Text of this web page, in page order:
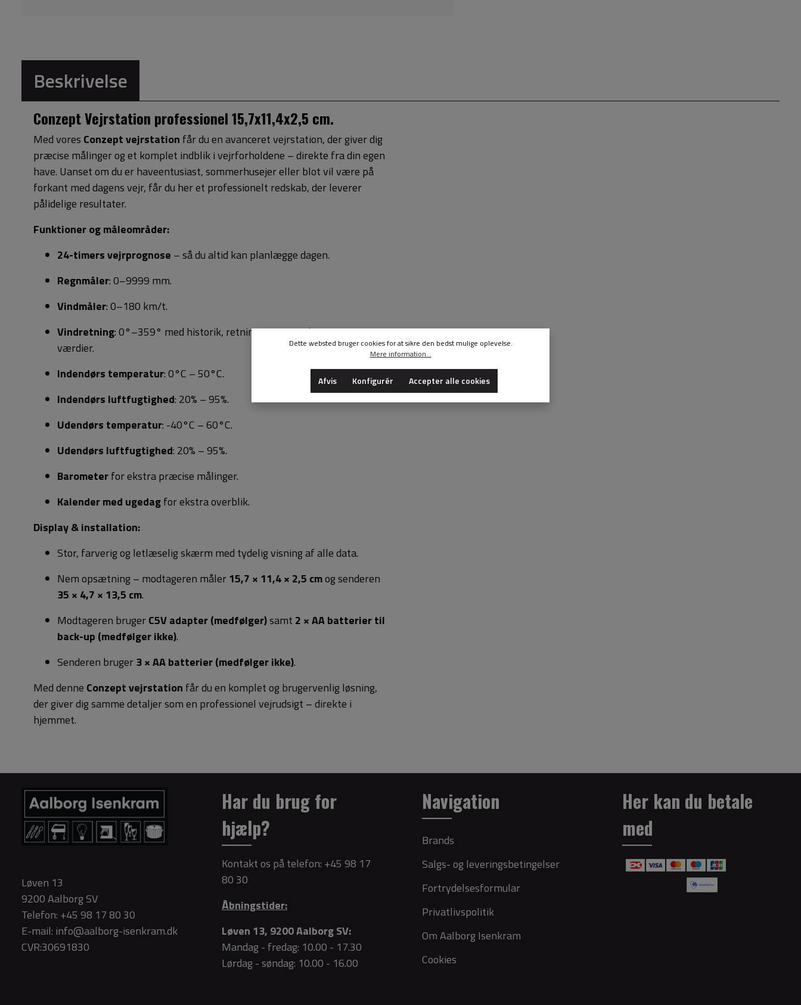
Beskrivelse
Conzept Vejrstation professionel 15,7x11,4x2,5 cm.
Med vores Conzept vejrstation får du en avanceret vejrstation, der giver dig
præcise målinger og et komplet indblik i vejrforholdene – direkte fra din egen
have. Uanset om du er haveentusiast, sommerhusejer eller blot vil være på
forkant med dagens vejr, får du her et professionelt redskab, der leverer
pålidelige resultater.
Funktioner og måleområder:
24-timers vejrprognose – så du altid kan planlægge dagen.
Regnmåler: 0–9999 mm.
Vindmåler: 0–180 km/t.
Vindretning: 0°–359° med historik, retning, nuværende og max-
værdier.
Indendørs temperatur: 0°C – 50°C.
Indendørs luftfugtighed: 20% – 95%.
Udendørs temperatur: -40°C – 60°C.
Udendørs luftfugtighed: 20% – 95%.
Barometerfor ekstra præcise målinger.
Kalender med ugedagfor ekstra overblik.
Display & installation:
Stor, farverig og letlæselig skærm med tydelig visning af alle data.
Nem opsætning – modtageren måler15,7 × 11,4 × 2,5 cmog senderen
35 × 4,7 × 13,5 cm.
Modtageren brugerC5V adapter (medfølger)samt 2 × AA batterier til
back-up (medfølger ikke).
Senderen bruger3 × AA batterier (medfølger ikke).
Med denne Conzept vejrstation får du en komplet og brugervenlig løsning,
der giver dig samme detaljer som en professionel vejrudsigt – direkte i
hjemmet.
Har du brug for
hjælp?
Kontakt os på telefon: +45 98 17
80 30
Åbningstider:
Løven 13, 9200 Aalborg SV:
Mandag - fredag: 10.00 - 17.30
Lørdag - søndag: 10.00 - 16.00
Løven 13
9200 Aalborg SV
Telefon: +45 98 17 80 30
E-mail: info@aalborg-isenkram.dk
CVR:30691830
Navigation
Brands
Salgs- og leveringsbetingelser
Fortrydelsesformular
Privatlivspolitik
Om Aalborg Isenkram
Cookies
Her kan du betale
med
Dette websted bruger cookies for at sikre den bedst mulige oplevelse.
Mere information...
Afvis Konfigurér Accepter alle cookies